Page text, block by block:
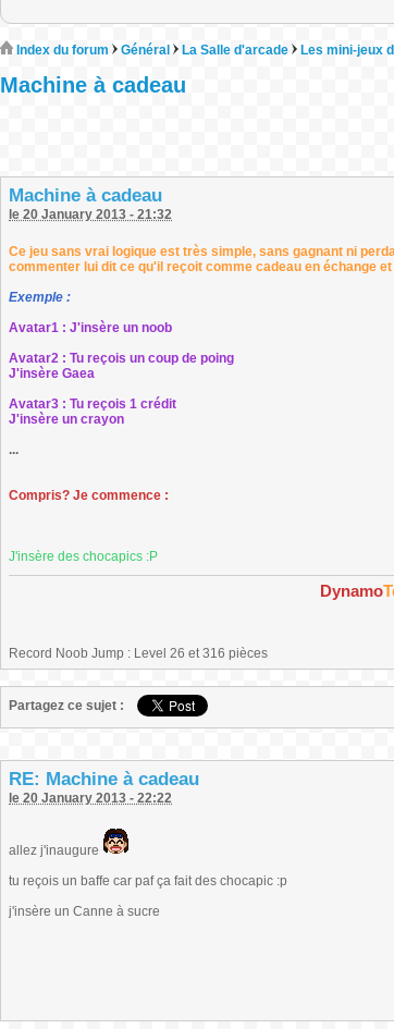
Index du forum Général La Salle d'arcade Les mini-jeux
Machine à cadeau
Machine à cadeau
le 20 January 2013 - 21:32
Ce jeu sans vrai logique est très simple, sans gagnant ni
commenter lui dit ce qu'il reçoit comme cadeau en échange
Exemple :
Avatar1 : J'insère un noob
Avatar2 : Tu reçois un coup de poing
J'insère Gaea
Avatar3 : Tu reçois 1 crédit
J'insère un crayon
...
Compris? Je commence :
J'insère des chocapics :P
Dynamo
Record Noob Jump : Level 26 et 316 pièces
Partagez ce sujet :
RE: Machine à cadeau
le 20 January 2013 - 22:22
allez j'inaugure
tu reçois un baffe car paf ça fait des chocapic :p
j'insère un Canne à sucre